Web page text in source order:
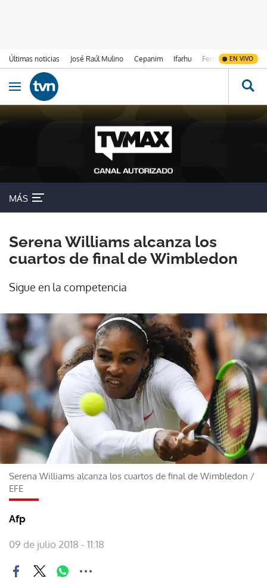
Últimas noticias José Raúl Mulino Cepanim Ifarhu Fenómeno de El
EN VIVO
Ir al contenido
Obrir navegació
MÁS
Serena Williams alcanza los
cuartos de final de Wimbledon
Sigue en la competencia
Serena Williams alcanza los cuartos de final de Wimbledon /
EFE
Afp
09 de julio 2018 - 11:18